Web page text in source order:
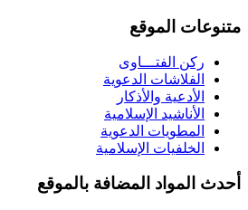
متنوعات الموقع
ركن الفتـــاوى
الفلاشات الدعوية
الأدعية والأذكار
الأناشيد الإسلامية
المطويات الدعوية
الخلفيات الإسلامية
أحدث المواد المضافة بالموقع